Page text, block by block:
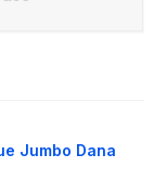
Jumbo Dana